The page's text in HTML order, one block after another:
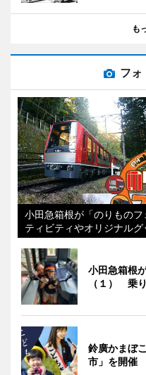
も
フォ
小田急箱根が「のりもの
ティビティやオリジナル
小田急箱根
（１） 乗
鈴廣かまぼ
市」を開催